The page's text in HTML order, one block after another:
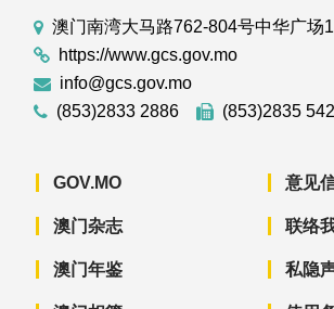
澳门南湾大马路762-804号中华广场
https://www.gcs.gov.mo
info@gcs.gov.mo
(853)2833 2886
(853)2835
GOV.MO
澳门杂志
澳门年鉴
意见
联络
私隐